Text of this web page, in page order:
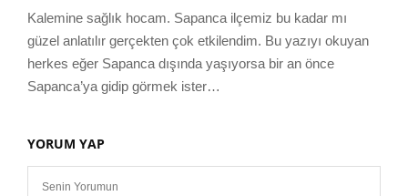
Kalemine sağlık hocam. Sapanca ilçemiz bu kadar mı
güzel anlatılır gerçekten çok etkilendim. Bu yazıyı okuyan
herkes eğer Sapanca dışında yaşıyorsa bir an önce
Sapanca’ya gidip görmek ister…
YORUM YAP